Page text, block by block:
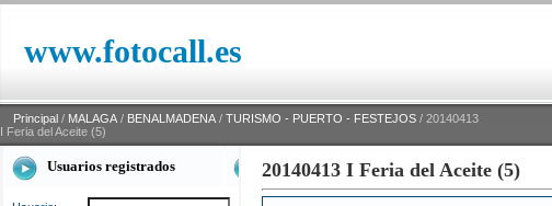
www.fotocall.es
Principal / MALAGA / BENALMADENA / TURISMO - PUERTO - FESTEJOS / 20140413
I Feria del Aceite (5)
Usuarios registrados 20140413 I Feria del Aceite (5)